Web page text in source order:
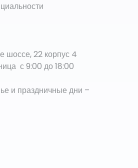
шоссе, 22 корпус 4
с 9:00 до 18:00
и праздничные дни –